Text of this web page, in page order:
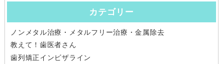
ゲ
ー
稿:
カテゴリー
ノンメタル治療・メタルフリー治療・金属除去
教えて！歯医者さん
歯列矯正インビザライン